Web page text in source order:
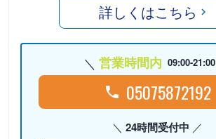
詳しくはこちら
営業時間内 09:00-21:00
05075872192
24時間受付中